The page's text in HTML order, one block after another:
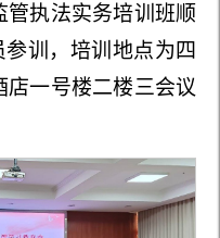
执法实务培训班顺
训，培训地点为四
店一号楼二楼三会议